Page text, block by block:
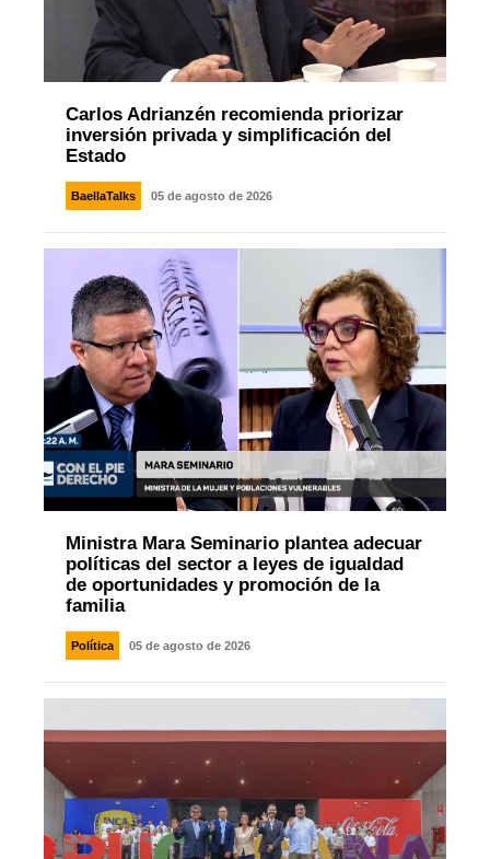
Carlos Adrianzén recomienda priorizar
inversión privada y simplificación del
Estado
BaellaTalks 05 de agosto de 2026
Ministra Mara Seminario plantea adecuar
políticas del sector a leyes de igualdad
de oportunidades y promoción de la
familia
Política 05 de agosto de 2026